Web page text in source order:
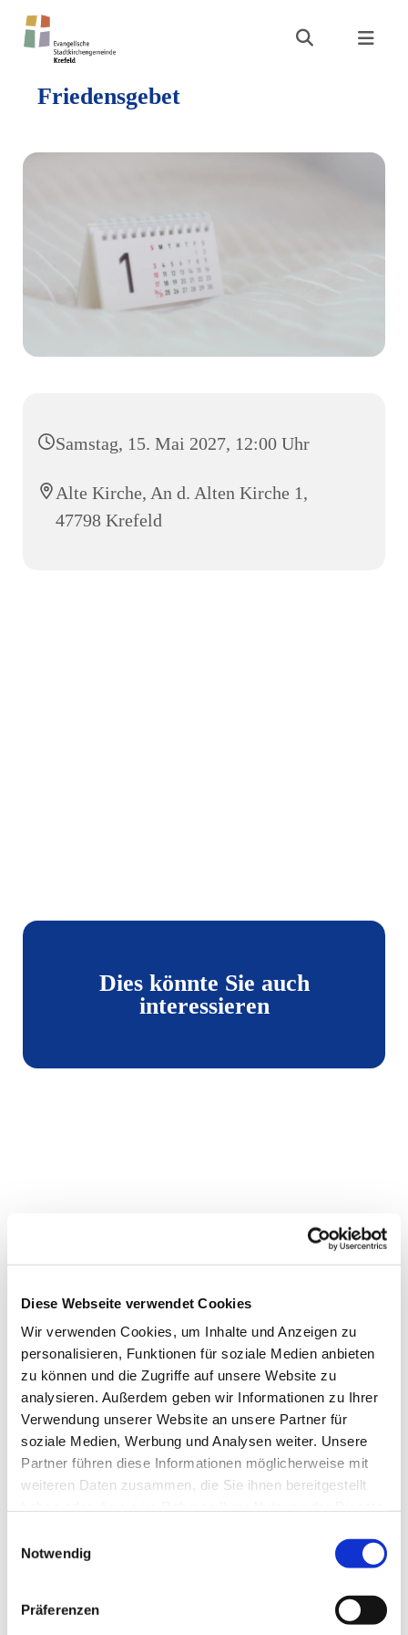
Diese Webseite verwendet Cookies
Wir verwenden Cookies, um Inhalte und Anzeigen zu
personalisieren, Funktionen für soziale Medien anbieten
zu können und die Zugriffe auf unsere Website zu
analysieren. Außerdem geben wir Informationen zu Ihrer
Verwendung unserer Website an unsere Partner für
soziale Medien, Werbung und Analysen weiter. Unsere
Partner führen diese Informationen möglicherweise mit
weiteren Daten zusammen, die Sie ihnen bereitgestellt
Notwendig
Präferenzen
Friedensgebet
Samstag, 15. Mai 2027, 12:00 Uhr
Alte Kirche, An d. Alten Kirche 1,
47798 Krefeld
Dies könnte Sie auch
interessieren
Gemeindebrief
Stadtkirchengemeinde
Sommer 2026